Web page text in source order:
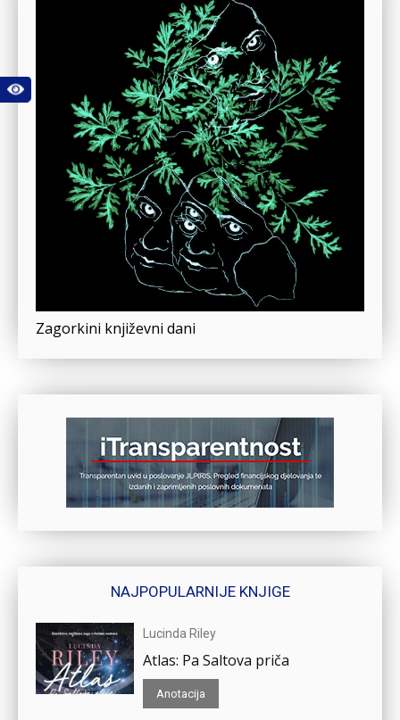
Zagorkini književni dani
NAJPOPULARNIJE KNJIGE
Lucinda Riley
Atlas: Pa Saltova priča
Anotacija